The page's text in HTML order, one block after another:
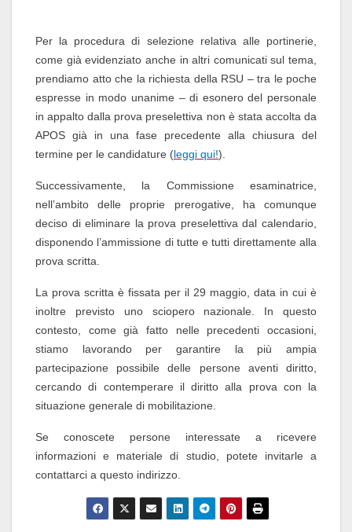
Per la procedura di selezione relativa alle portinerie,
come già evidenziato anche in altri comunicati sul tema,
prendiamo atto che la richiesta della RSU – tra le poche
espresse in modo unanime – di esonero del personale
in appalto dalla prova preselettiva non è stata accolta da
APOS già in una fase precedente alla chiusura del
termine per le candidature (leggi qui!).
Successivamente, la Commissione esaminatrice,
nell’ambito delle proprie prerogative, ha comunque
deciso di eliminare la prova preselettiva dal calendario,
disponendo l’ammissione di tutte e tutti direttamente alla
prova scritta.
La prova scritta è fissata per il 29 maggio, data in cui è
inoltre previsto uno sciopero nazionale. In questo
contesto, come già fatto nelle precedenti occasioni,
stiamo lavorando per garantire la più ampia
partecipazione possibile delle persone aventi diritto,
cercando di contemperare il diritto alla prova con la
situazione generale di mobilitazione.
Se conoscete persone interessate a ricevere
informazioni e materiale di studio, potete invitarle a
contattarci a questo indirizzo.